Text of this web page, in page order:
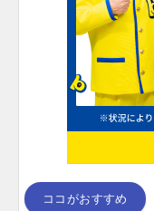
ココがおすすめ